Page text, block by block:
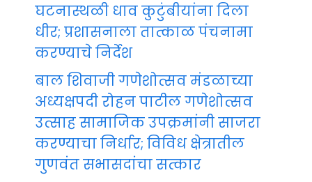
घटनास्थळी धाव कुटुंबीयांना दिला
धीर; प्रशासनाला तात्काळ पंचनामा
करण्याचे निर्देश
बाल शिवाजी गणेशोत्सव मंडळाच्या
अध्यक्षपदी रोहन पाटील गणेशोत्सव
उत्साह सामाजिक उपक्रमांनी साजरा
करण्याचा निर्धार; विविध क्षेत्रातील
गुणवंत सभासदांचा सत्कार